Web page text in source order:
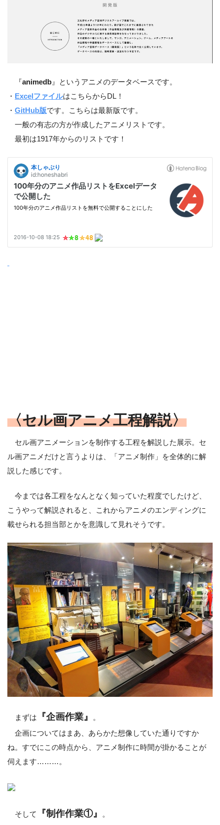
『animedb 』というアニメのデータベースです。
・ ExcelファイルはこちらからDL！
・ GitHub版です。こちらは最新版です。
一般の有志の方が作成したアニメリストです。
最初は1917年からのリストです！
〈セル画アニメ工程解説〉
セル画アニメーションを制作する工程を解説した展示。セ
ル画アニメだけと言うよりは、「アニメ制作」を全体的に解
説した感じです。
今までは各工程をなんとなく知っていた程度でしたけど、
こうやって解説されると、これからアニメのエンディングに
載せられる担当部とかを意識して見れそうです。
まずは 『企画作業』
。
企画についてはまあ、あらかた想像していた通りですか
ね。すでにこの時点から、アニメ制作に時間が掛かることが
伺えます………。
そして 『制作作業①』
。